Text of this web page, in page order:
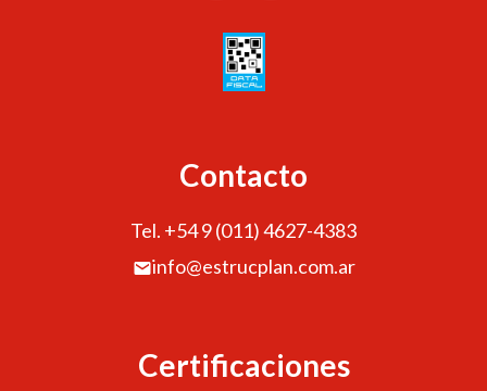
Contacto
Tel. +54 9 (011) 4627-4383
info@estrucplan.com.ar
Certificaciones